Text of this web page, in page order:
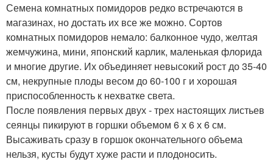
Семена комнатных помидоров редко встречаются в
магазинах, но достать их все же можно. Сортов
комнатных помидоров немало: балконное чудо, желтая
жемчужина, мини, японский карлик, маленькая флорида
и многие другие. Их объединяет невысокий рост до 35-40
см, некрупные плоды весом до 60-100 г и хорошая
приспособленность к нехватке света.
После появления первых двух - трех настоящих листьев
сеянцы пикируют в горшки объемом 6 х 6 х 6 см.
Высаживать сразу в горшок окончательного объема
нельзя, кусты будут хуже расти и плодоносить.